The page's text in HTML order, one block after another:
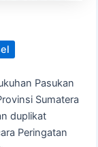
Pasukan
Sumatera
duplikat
Peringatan